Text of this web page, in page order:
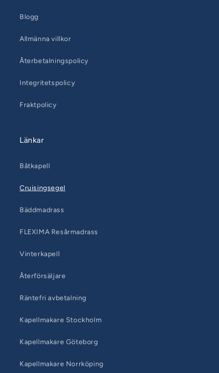
Blogg
Allmänna villkor
Återbetalningspolicy
Integritetspolicy
Fraktpolicy
Länkar
Båtkapell
Cruisingsegel
Bäddmadrass
FLEXIMA Resårmadrass
Vinterkapell
Återförsäljare
Räntefri avbetalning
Kapellmakare Stockholm
Kapellmakare Göteborg
Kapellmakare Norrköping